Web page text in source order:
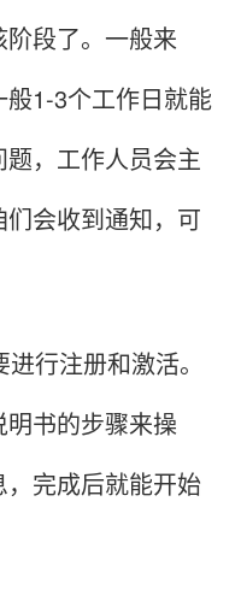
段了。一般来
1-3个工作日就能
，工作人员会主
会收到通知，可
行注册和激活。
书的步骤来操
完成后就能开始